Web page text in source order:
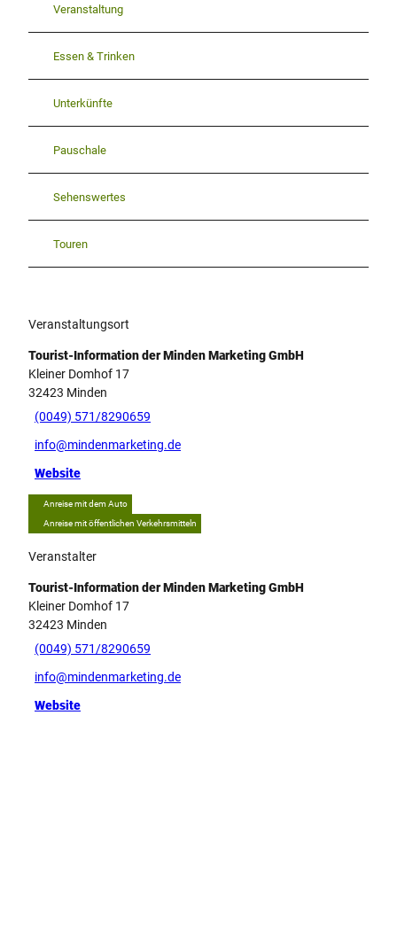
Veranstaltung
Essen & Trinken
Unterkünfte
Pauschale
Sehenswertes
Touren
Veranstaltungsort
Tourist-Information der Minden Marketing GmbH
Kleiner Domhof 17
32423 Minden
(0049) 571/8290659
info@mindenmarketing.de
Website
Anreise mit dem Auto
Anreise mit öffentlichen Verkehrsmitteln
Veranstalter
Tourist-Information der Minden Marketing GmbH
Kleiner Domhof 17
32423 Minden
(0049) 571/8290659
info@mindenmarketing.de
Website